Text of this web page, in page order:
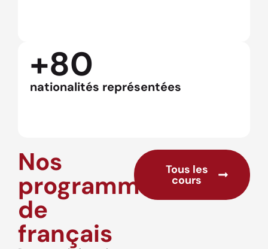
+80
nationalités représentées
Nos
programmes
de
français
Tous les
cours